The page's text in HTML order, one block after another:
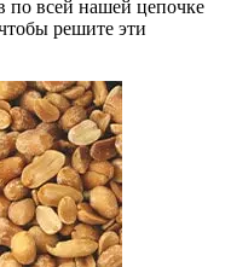
по всей нашей цепочке
решите эти